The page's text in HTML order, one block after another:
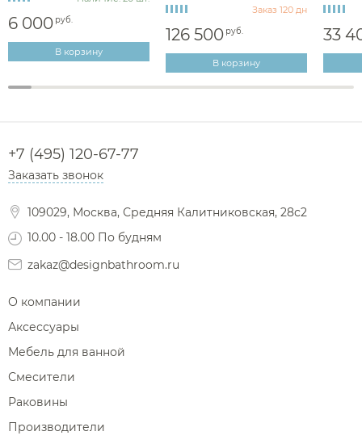
6 000 руб.
В корзину
Заказ 120 дн
126 500 руб.
В корзину
33
+7 (495) 120-67-77
Заказать звонок
109029, Москва, Средняя Калитниковская, 28с2
10.00 - 18.00 По будням
zakaz@designbathroom.ru
О компании
Аксессуары
Мебель для ванной
Смесители
Раковины
Производители